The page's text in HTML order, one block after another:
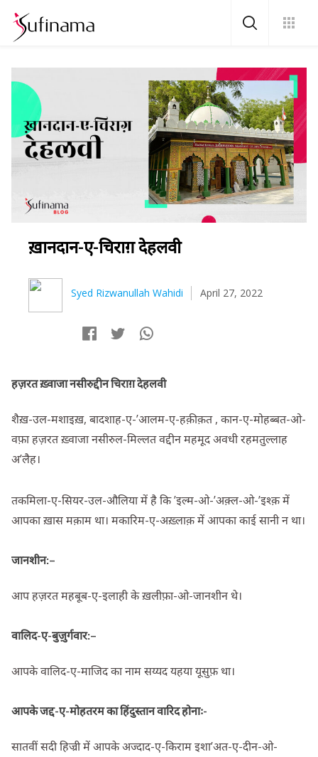
ख़ानदान-ए-चिराग़ देहलवी
Syed Rizwanullah Wahidi April 27, 2022
हज़रत ख़्वाजा नसीरुद्दीन चिराग़ देहलवी
शैख़-उल-मशाइख़, बादशाह-ए-’आलम-ए-हक़ीक़त , कान-ए-मोहब्बत-ओ-
वफ़ा हज़रत ख़्वाजा नसीरुल-मिल्लत वद्दीन महमूद अवधी रहमतुल्लाह
अ’लैह।
तकमिला-ए-सियर-उल-औलिया में है कि ’इल्म-ओ-’अक़्ल-ओ-’इश्क़ में
आपका ख़ास मक़ाम था। मकारिम-ए-अख़्लाक़ में आपका काई सानी न था।
जानशीन:–
आप हज़रत महबूब-ए-इलाही के ख़लीफ़ा-ओ-जानशीन थे।
वालिद-ए-बुज़ुर्गवार:–
आपके वालिद-ए-माजिद का नाम सय्यद यहया यूसुफ़ था।
आपके जद्द-ए-मोहतरम का हिंदुस्तान वारिद होनाः-
सातवीं सदी हिज्री में आपके अज्दाद-ए-किराम इशा’अत-ए-दीन-ओ-